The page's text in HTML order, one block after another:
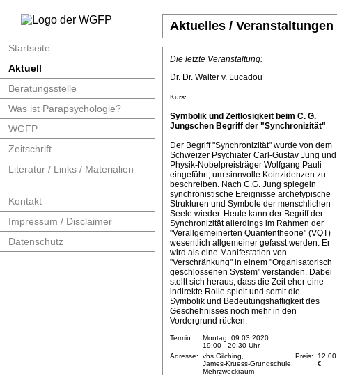
Startseite
Aktuell
Beratungsstelle
Was ist Parapsychologie?
WGFP
Zeitschrift
Literatur / Links / Materialien
Kontakt
Impressum / Disclaimer
Datenschutz
Aktuelles / Veranstaltungen
Die letzte Veranstaltung:
Dr. Dr. Walter v. Lucadou
Kurs:
Symbolik und Zeitlosigkeit beim C. G.
Jungschen Begriff der "Synchronizität"
Der Begriff "Synchronizität" wurde von dem
Schweizer Psychiater Carl-Gustav Jung und
Physik-Nobelpreisträger Wolfgang Pauli
eingeführt, um sinnvolle Koinzidenzen zu
beschreiben. Nach C.G. Jung spiegeln
synchronistische Ereignisse archetypische
Strukturen und Symbole der menschlichen
Seele wieder. Heute kann der Begriff der
Synchronizität allerdings im Rahmen der
"Verallgemeinerten Quantentheorie" (VQT)
wesentlich allgemeiner gefasst werden. Er
wird als eine Manifestation von
"Verschränkung" in einem "Organisatorisch
geschlossenen System" verstanden. Dabei
stellt sich heraus, dass die Zeit eher eine
indirekte Rolle spielt und somit die
Symbolik und Bedeutungshaftigkeit des
Geschehnisses noch mehr in den
Vordergrund rücken.
Termin:
Montag, 09.03.2020
19:00 - 20:30 Uhr
Adresse:
vhs Gilching,
James-Kruess-Grundschule,
Mehrzweckraum
Preis:
12,00
€